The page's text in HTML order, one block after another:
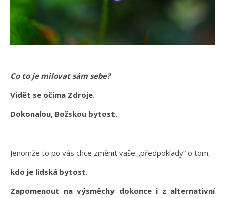
Co to je milovat sám sebe?
Vidět se očima Zdroje.
Dokonalou, Božskou bytost.
Jenomže to po vás chce změnit vaše „předpoklady“ o tom,
kdo je lidská bytost.
Zapomenout na výsměchy dokonce i z alternativní